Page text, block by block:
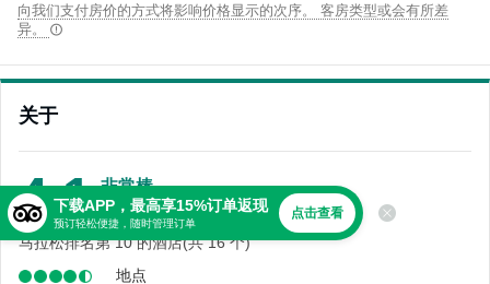
向我们支付房价的方式将影响价格显示的次序。 客房类型或会有所差
异。
关于
4.1 非常棒
437 条点评
马拉松排名第 10 的酒店(共 16 个)
地点
下载APP，最高享15%订单返现
预订轻松便捷，随时管理订单
点击查看